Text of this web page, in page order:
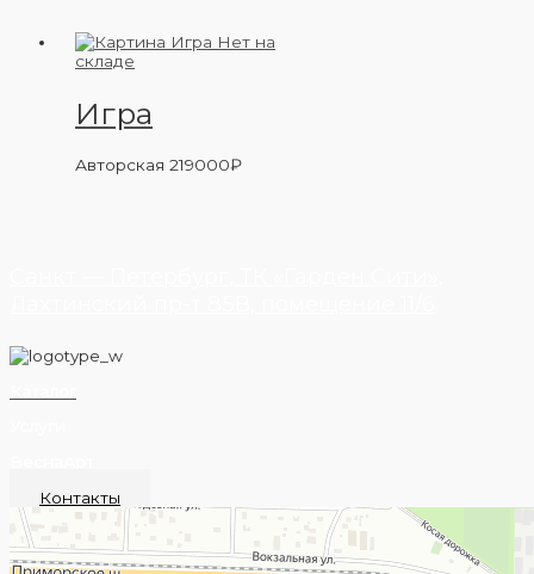
Нет на
складе
Игра
Авторская 219000₽
Контакты